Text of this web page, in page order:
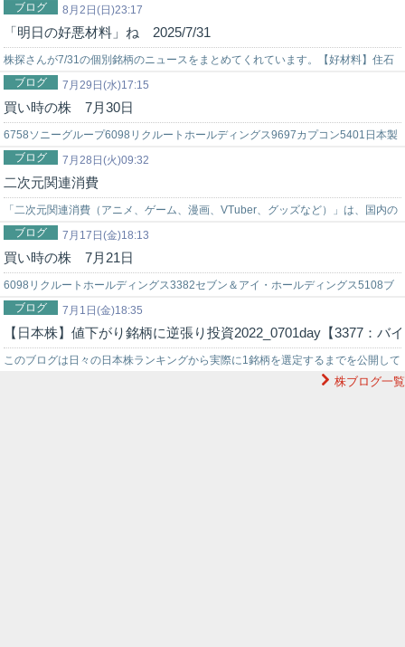
用した株式投資を始めてみませんか？上手く使いこなせれば…
8月2日(日)23:17
ブログ
「明日の好悪材料」ね 2025/7/31
株探さんが7/31の個別銘柄のニュースをまとめてくれています。【好材料】住石
ホールディングス＜1514＞[東証Ｓ]4-6月期(1Q)経常は36倍増益…
7月29日(水)17:15
ブログ
買い時の株 7月30日
6758ソニーグループ6098リクルートホールディングス9697カプコン5401日本製
鉄7267本田技研工業8136サンリオ8766東京海上ホールデ…
7月28日(火)09:32
ブログ
二次元関連消費
「二次元関連消費（アニメ、ゲーム、漫画、VTuber、グッズなど）」は、国内の
根強い推し活需要に加え、海外市場の拡大（グローバル配信やライセンスビジ…
7月17日(金)18:13
ブログ
買い時の株 7月21日
6098リクルートホールディングス3382セブン＆アイ・ホールディングス5108ブ
リヂストン4704トレンドマイクロ7832バンダイナムコホールディ…
7月1日(金)18:35
ブログ
【日本株】値下がり銘柄に逆張り投資2022_0701day【3377：バ
このブログは日々の日本株ランキングから実際に1銘柄を選定するまでを公開して
います。【当記事は498記事目の更新です】こんな読者さん向けの内容です株ブログ一覧